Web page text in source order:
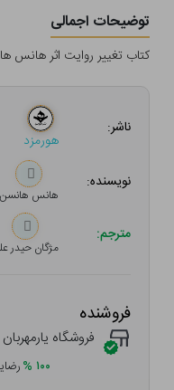
توضیحات اجمالی
کتاب تغییر روایت اثر هانس
ناشر:
هورمزد
نویسنده:
هانس هانسن
مترجم:
مژگان حیدر
فروشنده
فروشگاه یارمهربان
۱۰۰ %